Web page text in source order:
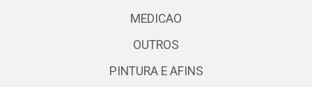
MEDICAO
OUTROS
PINTURA E AFINS